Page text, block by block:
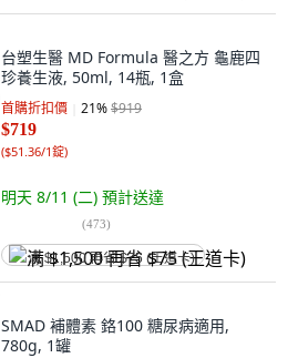
台塑生醫 MD Formula 醫之方 龜鹿四
珍養生液, 50ml, 14瓶, 1盒
首購折扣價 21%$919
$719
($51.36/1錠)
明天 8/11 (二) 預計送達
(473)
满 $1,500 再省 $75 (王道卡)
SMAD 補體素 鉻100 糖尿病適用,
780g, 1罐